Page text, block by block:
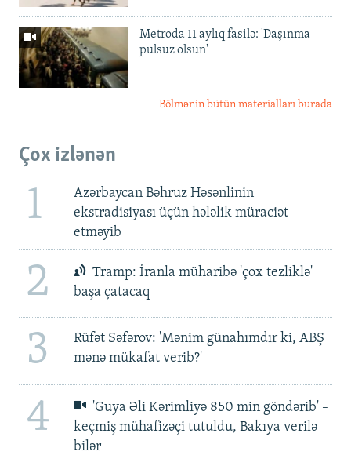
Metroda 11 aylıq fasilə: 'Daşınma
pulsuz olsun'
Bölmənin bütün materialları burada
Çox izlənən
1
Azərbaycan Bəhruz Həsənlinin
ekstradisiyası üçün hələlik müraciət
etməyib
2
Tramp: İranla müharibə 'çox tezliklə'
başa çatacaq
3
Rüfət Səfərov: 'Mənim günahımdır ki, ABŞ
mənə mükafat verib?'
4
'Guya Əli Kərimliyə 850 min göndərib' –
keçmiş mühafizəçi tutuldu, Bakıya verilə
bilər